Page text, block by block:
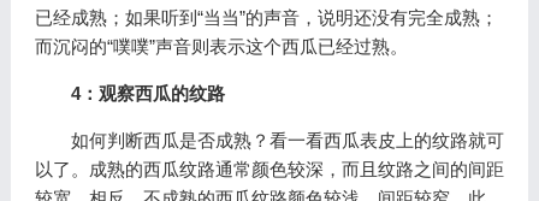
已经成熟；如果听到“当当”的声音，说明还没有完全成熟；
而沉闷的“噗噗”声音则表示这个西瓜已经过熟。
4：观察西瓜的纹路
如何判断西瓜是否成熟？看一看西瓜表皮上的纹路就可
以了。成熟的西瓜纹路通常颜色较深，而且纹路之间的间距